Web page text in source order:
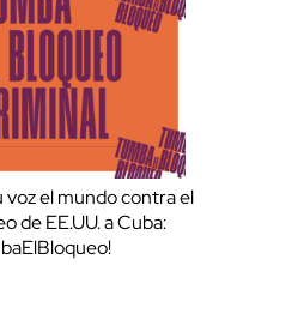
voz el mundo contra el
de EE.UU. a Cuba: